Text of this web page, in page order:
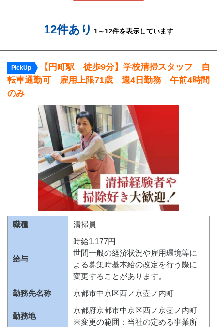
12件あり 1～12件を表示しています
PickUp
【円町駅 徒歩9分】学校清掃スタッフ 自
転車通勤可 雇用上限71歳 週4日勤務 午前4時間
のみ
職種 清掃員
給与
時給1,177円
世間一般の経済状況や雇用環境等に
よる募集時基本給の改定を行う際に
変更することがあります。
勤務先名称 京都市中京区西ノ京壺ノ内町
勤務地
京都府京都市中京区西ノ京壺ノ内町
※変更の範囲：当社の定める事業所